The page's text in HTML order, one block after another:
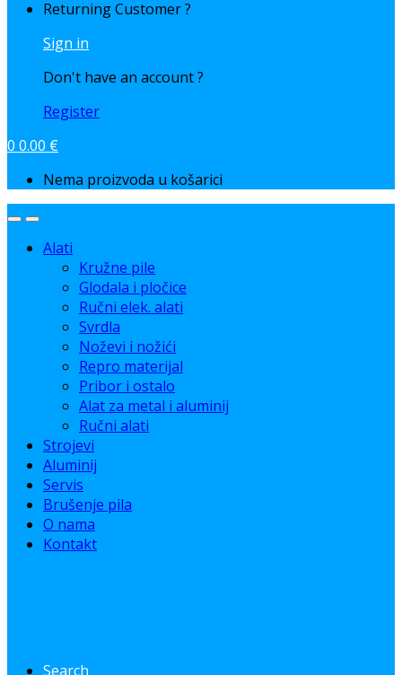
Returning Customer ?
Sign in
Don't have an account ?
Register
0 0.00 €
Nema proizvoda u košarici
Alati
Kružne pile
Glodala i pločice
Ručni elek. alati
Svrdla
Noževi i nožići
Repro materijal
Pribor i ostalo
Alat za metal i aluminij
Ručni alati
Strojevi
Aluminij
Servis
Brušenje pila
O nama
Kontakt
Search